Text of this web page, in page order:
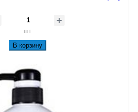
шт
В корзину